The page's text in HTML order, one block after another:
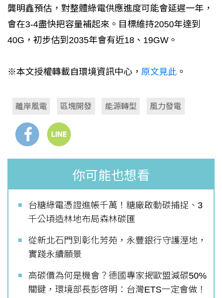
龔明鑫預估，對整體綠電供應進度可能會延遲一年，
會在3-4盡快把容量補起來。目標維持2050年達到
40G，初步估到2035年會有近18、19GW。
※本文授權轉載自環境資訊中心， 原文見此 。
離岸風電 區塊開發 能源轉型 風力發電
你可能也想看
台糖綠電憑證進帳千萬！糖廠啟動碳捕捉、3
千公頃造林地布局森林碳匯
從新北石門到彰化芳苑，永豐銀行守護溼地，
實踐永續願景
高碳價為何是機會？德國專家揭歐盟減碳50%
關鍵，環境部長彭啓明：台灣ETS一定會做！